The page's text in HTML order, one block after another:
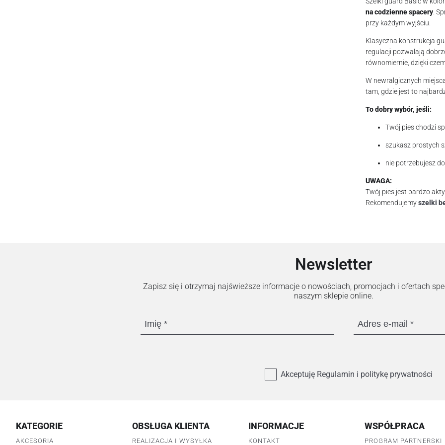
na codzienne spacery.
przy każdym wyjściu.
Klasyczna konstrukcja
regulacji pozwalają
równomiernie, dzięki
W newralgicznych
tam, gdzie jest to
To dobry wybór, jeśli:
Twój pies chodzi
szukasz prostych
nie potrzebujesz
UWAGA:
Twój pies jest bardzo
Rekomendujemyszelki
Newsletter
Zapisz się i otrzymaj najświeższe informacje o nowościach, promocjach i ofertach
naszym sklepie online.
Imię Adres e-mail
Akceptuję Regulamin i politykę prywatności
KATEGORIE
AKCESORIA
OBSŁUGA KLIENTA
REALIZACJA I WYSYŁKA
INFORMACJE
KONTAKT
WSPÓŁPRACA
PROGRAM PARTNERSKI